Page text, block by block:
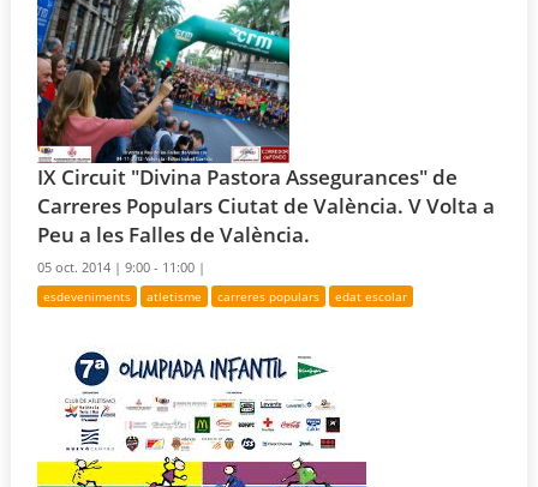
IX Circuit "Divina Pastora Assegurances" de
Carreres Populars Ciutat de València. V Volta a
Peu a les Falles de València.
05 oct. 2014 |9:00 - 11:00 |
esdeveniments atletisme carreres populars edat escolar